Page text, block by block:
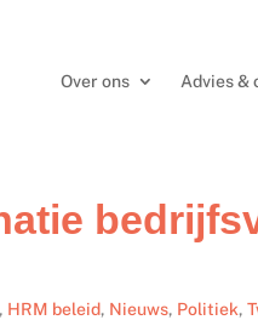
Over ons Advies &
, HRM beleid, Nieuws, Politiek,